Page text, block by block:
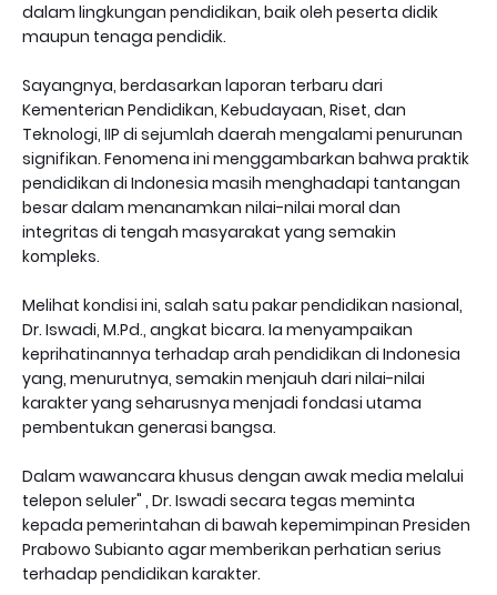
dalam lingkungan pendidikan, baik oleh peserta didik
maupun tenaga pendidik.
Sayangnya, berdasarkan laporan terbaru dari
Kementerian Pendidikan, Kebudayaan, Riset, dan
Teknologi, IIP di sejumlah daerah mengalami penurunan
signifikan. Fenomena ini menggambarkan bahwa praktik
pendidikan di Indonesia masih menghadapi tantangan
besar dalam menanamkan nilai-nilai moral dan
integritas di tengah masyarakat yang semakin
kompleks.
Melihat kondisi ini, salah satu pakar pendidikan nasional,
Dr. Iswadi, M.Pd., angkat bicara. Ia menyampaikan
keprihatinannya terhadap arah pendidikan di Indonesia
yang, menurutnya, semakin menjauh dari nilai-nilai
karakter yang seharusnya menjadi fondasi utama
pembentukan generasi bangsa.
Dalam wawancara khusus dengan awak media melalui
telepon seluler" , Dr. Iswadi secara tegas meminta
kepada pemerintahan di bawah kepemimpinan Presiden
Prabowo Subianto agar memberikan perhatian serius
terhadap pendidikan karakter.